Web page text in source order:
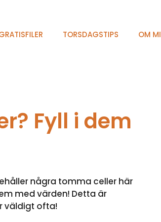
TORSDAGSTIPS OM
Fyll i dem
några tomma celler här
med värden! Detta är
väldigt ofta!